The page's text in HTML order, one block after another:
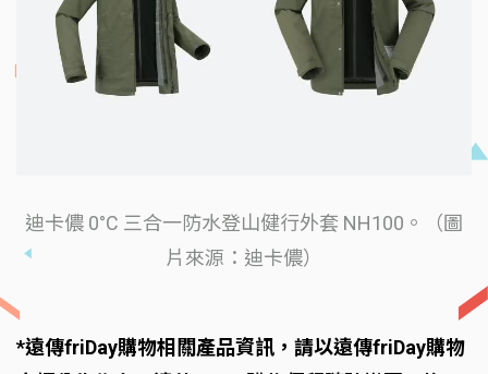
迪卡儂 0°C 三合一防水登山健行外套 NH100。（圖
片來源：迪卡儂）
*遠傳friDay購物相關產品資訊，請以遠傳friDay購物